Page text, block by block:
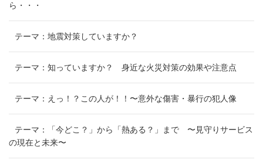
ら・・・
テーマ：地震対策していますか？
テーマ：知っていますか？ 身近な火災対策の効果や注意点
テーマ：えっ！？この人が！！〜意外な傷害・暴行の犯人像
テーマ：「今どこ？」から「熱ある？」まで 〜見守りサービス
の現在と未来〜